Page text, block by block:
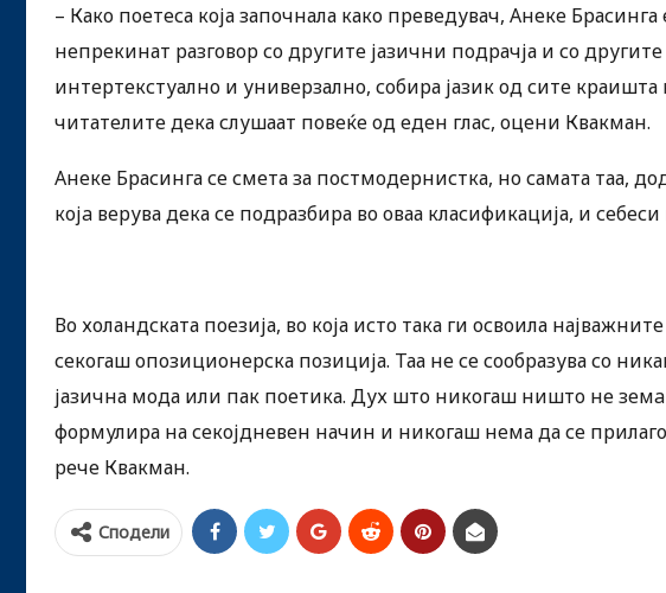
– Како поетеса која започнала како преведувач, Анеке
непрекинат разговор со другите јазични подрачја и со
интертекстуално и универзално, собира јазик од сите краишта
читателите дека слушаат повеќе од еден глас, оцени Квакман.
Анеке Брасинга се смета за постмодернистка, но самата таа,
коja верува дека се подразбира во оваа класификација, и
Во холандската поезија, во која исто така ги освоила
секогаш опозиционерска позиција. Таа не се сообразува со
јазична мода или пак поетика. Дух што никогаш ништо не
формулира на секојдневен начин и никогаш нема да се
рече Квакман.
Сподели